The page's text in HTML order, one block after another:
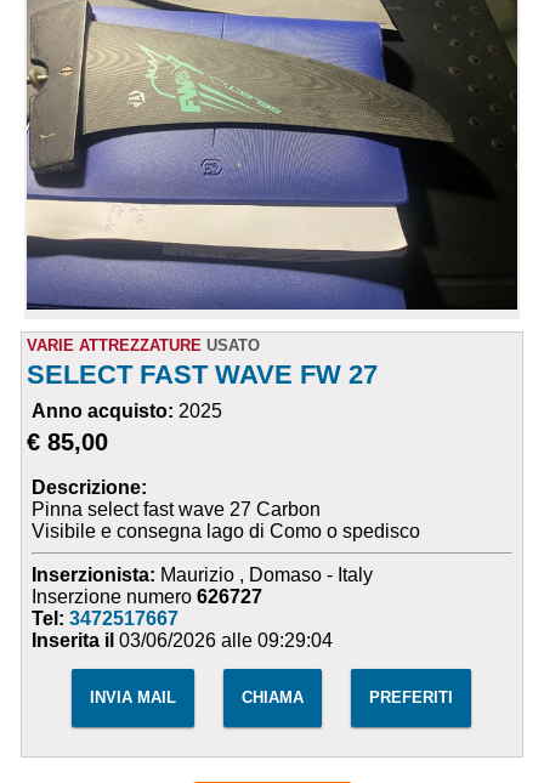
VARIE ATTREZZATURE USATO
SELECT FAST WAVE FW 27
Anno acquisto: 2025
€ 85,00
Descrizione:
Pinna select fast wave 27 Carbon
Visibile e consegna lago di Como o spedisco
Inserzionista: Maurizio , Domaso - Italy
Inserzione numero626727
Tel:3472517667
Inserita il 03/06/2026 alle 09:29:04
INVIA MAIL CHIAMA PREFERITI